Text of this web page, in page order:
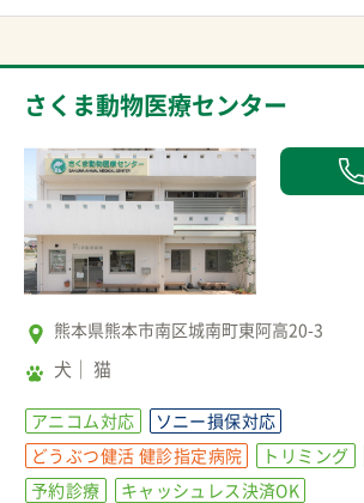
さくま動物医療センター
熊本県熊本市南区城南町東阿高20-3
犬 猫
アニコム対応
ソニー損保対応
どうぶつ健活 健診指定病院
トリミング
予約診療
キャッシュレス決済OK